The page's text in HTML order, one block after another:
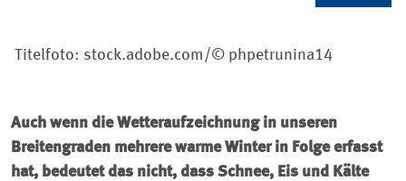
Titelfoto: stock.adobe.com/© phpetrunina14
Auch wenn die Wetteraufzeichnung in unseren
Breitengraden mehrere warme Winter in Folge erfasst
hat, bedeutet das nicht, dass Schnee, Eis und Kälte